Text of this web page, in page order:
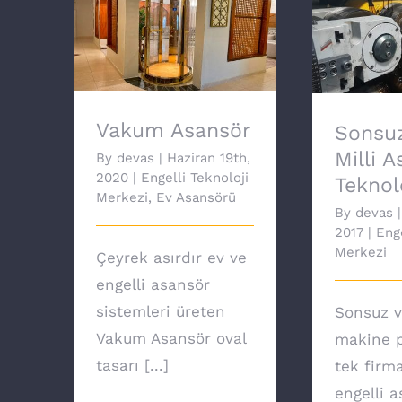
Vakum Asansör
Vakum Asansör
By devas | Haziran 19th,
2020 | Engelli Teknoloji
Merkezi, Ev Asansörü
Çeyrek asırdır ev ve
engelli asansör
sistemleri üreten
Vakum Asansör oval
tasarı [...]
Milli
By devas |
2017 |
Merkezi
Sonsuz
makine
tek
engelli